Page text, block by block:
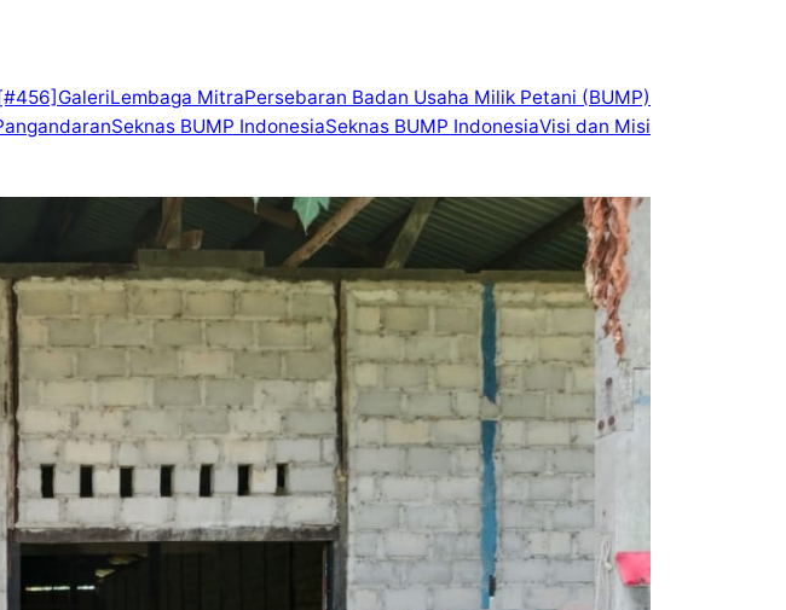
GaleriLembaga MitraPersebaran Badan Usaha Milik Petani (BUMP)
Seknas BUMP IndonesiaSeknas BUMP IndonesiaVisi dan Misi